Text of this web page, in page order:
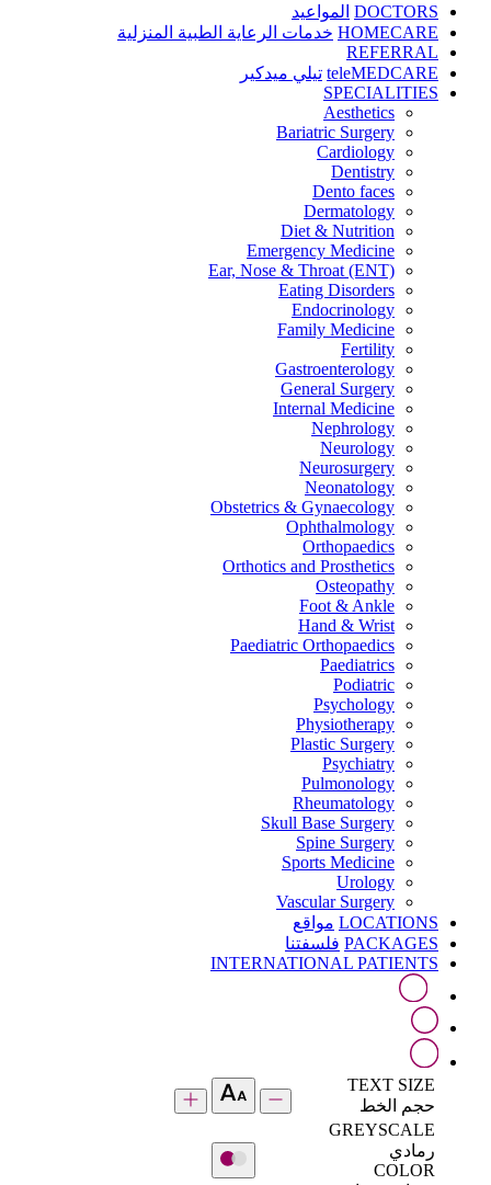
DOCTORS المواعيد
HOMECARE خدمات الرعاية الطبية المنزلية
REFERRAL
teleMEDCARE تيلي ميدكير
SPECIALITIES
Aesthetics
Bariatric Surgery
Cardiology
Dentistry
Dento faces
Dermatology
Diet & Nutrition
Emergency Medicine
Ear, Nose & Throat (ENT)
Eating Disorders
Endocrinology
Family Medicine
Fertility
Gastroenterology
General Surgery
Internal Medicine
Nephrology
Neurology
Neurosurgery
Neonatology
Obstetrics & Gynaecology
Ophthalmology
Orthopaedics
Orthotics and Prosthetics
Osteopathy
Foot & Ankle
Hand & Wrist
Paediatric Orthopaedics
Paediatrics
Podiatric
Psychology
Physiotherapy
Plastic Surgery
Psychiatry
Pulmonology
Rheumatology
Skull Base Surgery
Spine Surgery
Sports Medicine
Urology
Vascular Surgery
LOCATIONS مواقع
PACKAGES فلسفتنا
INTERNATIONAL PATIENTS
TEXT SIZE
حجم الخط
GREYSCALE
رمادي
COLOR